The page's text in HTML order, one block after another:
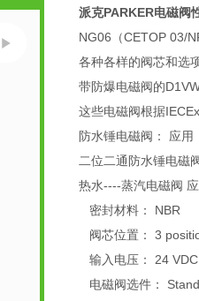
派克PARKER电磁阀
NG06（CETOP 03/
各种各样的阀芯和选
带防爆电磁阀的
这些电磁阀根据
防水锤电磁阀： 应
二位二通防水锤电磁
热水----蒸汽电磁阀
密封材料： NBR
阀芯位置： 3
输入电压： 24 VDC
电磁阀选件：